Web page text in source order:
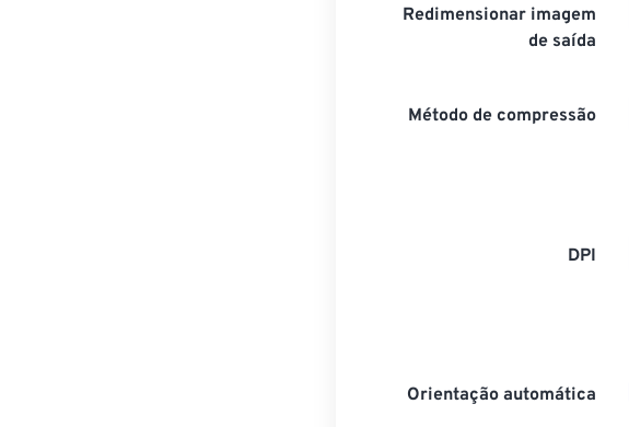
Redimensionar imagem
de saída
Método de compressão
DPI
Orientação automática